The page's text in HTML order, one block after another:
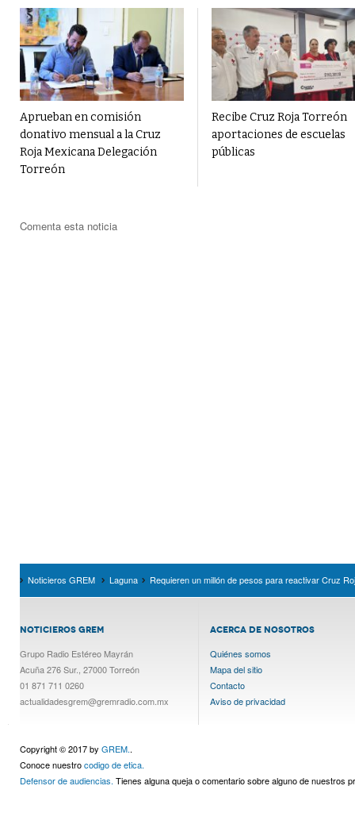
Aprueban en comisión
donativo mensual a la Cruz
Roja Mexicana Delegación
Torreón
Recibe Cruz Roja Torreón
aportaciones de escuelas
públicas
Comenta esta noticia
Noticieros GREM Laguna Requieren un millón de pesos para reactivar Cruz
NOTICIEROS GREM
Grupo Radio Estéreo Mayrán
Acuña 276 Sur., 27000 Torreón
01 871 711 0260
actualidadesgrem@gremradio.com.mx
ACERCA DE NOSOTROS
Quiénes somos
Mapa del sitio
Contacto
Aviso de privacidad
Copyright © 2017 by GREM..
Conoce nuestrocodigo de etica.
Defensor de audiencias. Tienes alguna queja o comentario sobre alguno de nuestros